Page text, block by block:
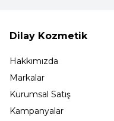
Dilay Kozmetik
Hakkımızda
Markalar
Kurumsal Satış
Kampanyalar